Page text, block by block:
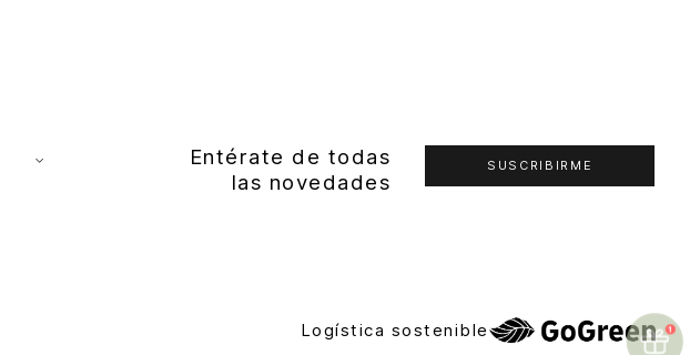
Entérate de todas
las novedades
SUSCRIBIRME
Logística sostenible